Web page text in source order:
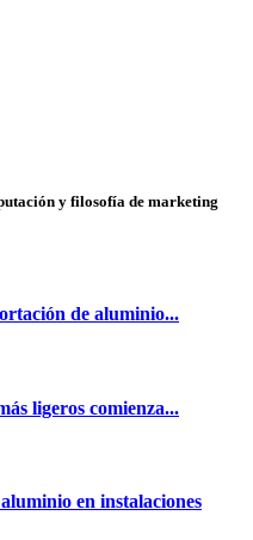
y filosofía de marketing
de aluminio...
ligeros comienza...
en instalaciones